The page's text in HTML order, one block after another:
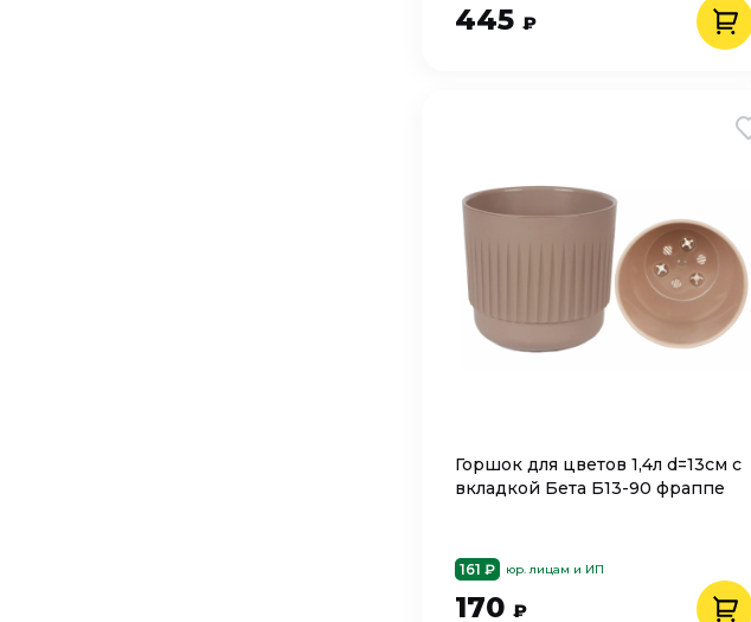
445 ₽
Горшок для цветов 1,4л d=13см с
вкладкой Бета Б13-90 фраппе
161 ₽ юр. лицам и ИП
170 ₽